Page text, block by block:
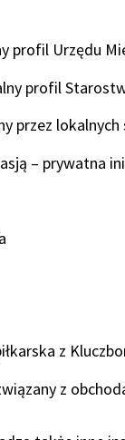
profil Urzędu
profil
przez
– prywatna
z
z